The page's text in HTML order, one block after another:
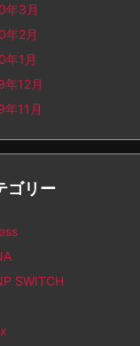
年3月
年2月
年1月
年12月
年11月
ゴリー
SWITCH